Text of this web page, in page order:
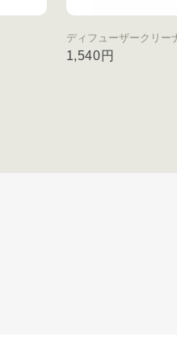
ディフューザークリー
1,540円